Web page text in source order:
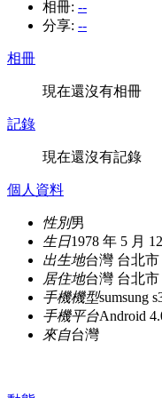
相冊: --
分享: --
相冊
現在還沒有相冊
記錄
現在還沒有記錄
個人資料
性別男
生日1978 年 5 月
出生地台灣 台北市
居住地台灣 台北市
手機機型sumsung
手機平台Android
來自台灣